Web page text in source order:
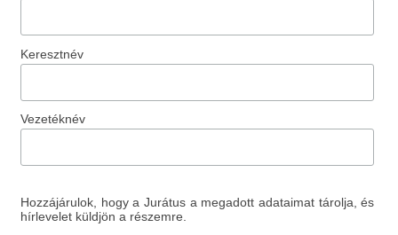
Keresztnév
Vezetéknév
Hozzájárulok, hogy a Jurátus a megadott adataimat tárolja, és
hírlevelet küldjön a részemre.